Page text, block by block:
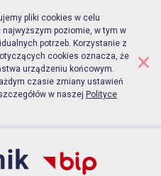
Publicznej
pliki cookies w celu
poziomie, w tym w
potrzeb. Korzystanie z
cookies oznacza, że
urządzeniu końcowym.
czasie zmiany ustawień
w naszej Polityce
×